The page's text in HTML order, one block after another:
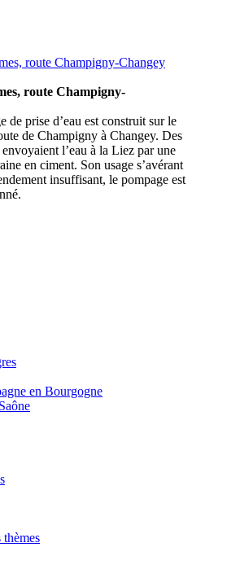
route Champigny-
de prise d’eau est construit sur le
de Champigny à Changey. Des
l’eau à la Liez par une
en ciment. Son usage s’avérant
insuffisant, le pompage est
en Bourgogne